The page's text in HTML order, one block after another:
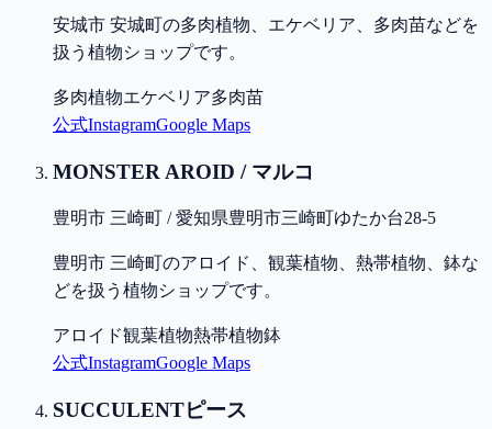
安城市 安城町の多肉植物、エケベリア、多肉苗などを
扱う植物ショップです。
多肉植物エケベリア多肉苗
公式InstagramGoogle Maps
MONSTER AROID / マルコ
豊明市 三崎町 / 愛知県豊明市三崎町ゆたか台28-5
豊明市 三崎町のアロイド、観葉植物、熱帯植物、鉢な
どを扱う植物ショップです。
アロイド観葉植物熱帯植物鉢
公式InstagramGoogle Maps
SUCCULENTピース